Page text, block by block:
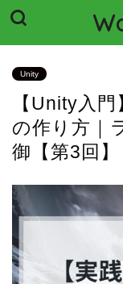
Unity
【Unity入
の作り方｜
御【第3回】